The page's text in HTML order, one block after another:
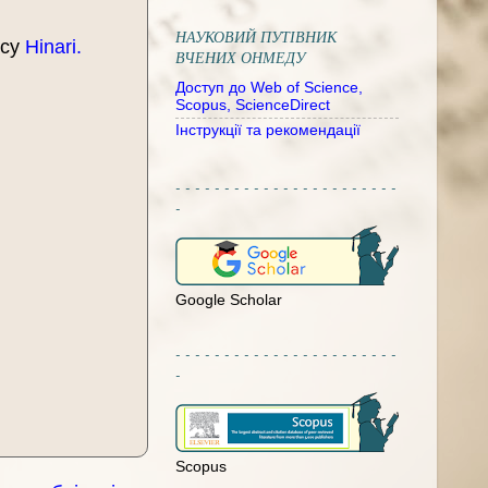
Hinari.
НАУКОВИЙ ПУТІВНИК
ВЧЕНИХ ОНМЕДУ
Доступ до Web of Science,
Scopus, ScienceDirect
Інструкції та рекомендації
- - - - - - - - - - - - - - - - - - - - - - -
-
Google Scholar
- - - - - - - - - - - - - - - - - - - - - - -
-
Scopus